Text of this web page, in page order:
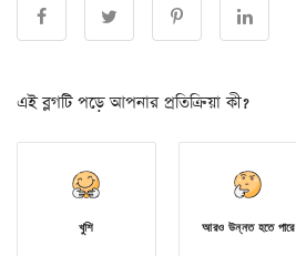
এই ব্লগটি পড়ে আপনার প্রতিক্রিয়া কী?
খুশি আরও উন্নত হতে পারে